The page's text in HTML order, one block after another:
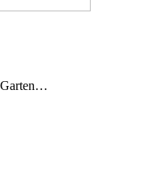
Garten…